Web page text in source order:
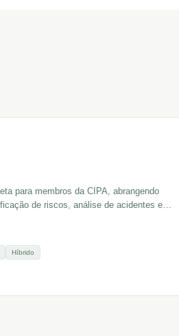
para membros da CIPA, abrangendo
de riscos, análise de acidentes e
Híbrido